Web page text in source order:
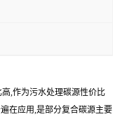
,作为污水处理碳源性价比
在应用,是部分复合碳源主要